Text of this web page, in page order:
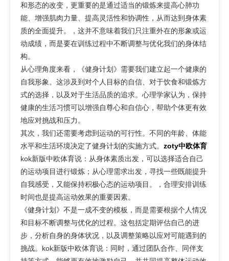
和形态的改变，更重要的是通过适当的锻炼来提高心肺功
能、增强肌肉力量、提高灵活性和协调性，从而达到身体素
质的全面提升。，这并不意味着我们只注重外在的形象或运
动成绩，而是要在训练过程中不断调整与优化我们的身体结
构。
从心理角度来看，《健身计划》需要我们建立起一个健康的
自我形象。这涉及到对个人目标的自信、对于饮食和锻炼方
式的选择，以及对于生活品质的追求。心理学家认为，保持
健康的生活习惯可以增强自尊心和自信心，帮助个体更有效
地应对挑战和压力。
其次，我们还需要考虑到运动的可行性。不同的年龄、体能
水平和生活环境决定了健身计划的实施方式。 zoty中欧体育
kok新版中欧体育说：从身体素质出发，可以选择适合自己
的运动项目进行锻炼；从心理需求出发，寻找一些既能提升
自我感受，又能保持积极心态的运动项目。，合理安排训练
时间也是提高运动效果的重要因素。
《健身计划》不是一成不变的模板，而是需要根据个人情况
和目标不断调整与优化的过程。这包括定期评估自己的进
步，分析自身的身体状况，以及调整策略以应对可能遇到的
挑战。kok新版中欧体育说：同时，通过团队合作、同伴支